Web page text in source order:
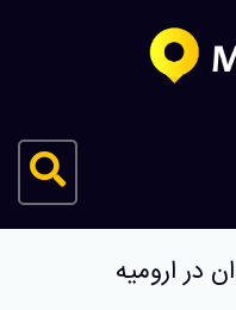
در ارومیه